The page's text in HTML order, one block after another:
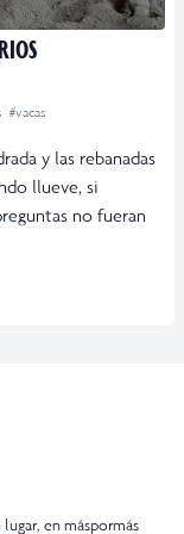
#vacas
y las rebanadas
llueve, si
no fueran
en máspormás